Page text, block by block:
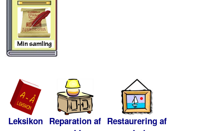
Leksikon Reparation af Restaurering af